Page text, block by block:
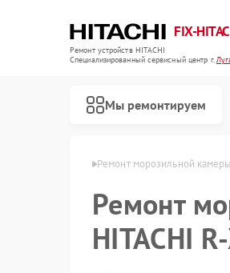
FIX-
Ремонт устройств HITACHI
Специализированный cервисный центр г.
Мы ремонтируем
в Луганске Ремонт морозильной
Ремонт
HITACHI